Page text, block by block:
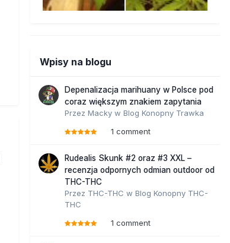
Wpisy na blogu
Depenalizacja marihuany w Polsce pod
coraz większym znakiem zapytania
Przez Macky w Blog Konopny Trawka
1 comment
Rudealis Skunk #2 oraz #3 XXL –
recenzja odpornych odmian outdoor od
THC-THC
Przez THC-THC w Blog Konopny THC-
THC
1 comment